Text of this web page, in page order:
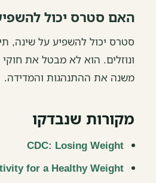
האם סטרס יכול
סטרס יכול להשפיע על שינה,
ונוזלים. הוא לא מבטל את
משנה את ההתנהגות והמדידה.
מקורות שנבדקו
CDC: Losing Weight
for a Healthy Weight